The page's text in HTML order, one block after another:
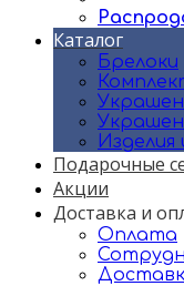
Каталог
Брелоки
Изделия
Подарочные
Акции
Доставка и
Оплата